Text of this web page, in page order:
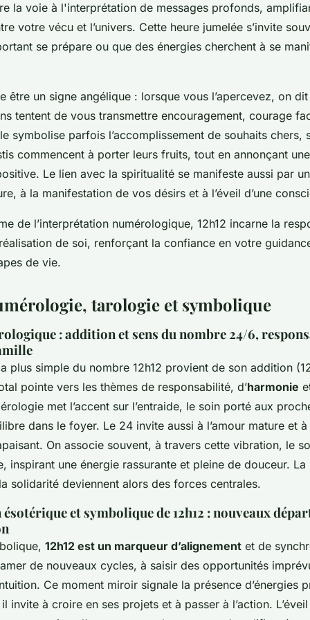
la voie à l'interprétation de messages profonds,
votre vécu et l’univers. Cette heure jumelée s’invite
se prépare ou que des énergies cherchent à se
être un signe angélique : lorsque vous l’apercevez, on
tentent de vous transmettre encouragement, courage
symbolise parfois l’accomplissement de souhaits chers,
commencent à porter leurs fruits, tout en annonçant
Le lien avec la spiritualité se manifeste aussi par
à la manifestation de vos désirs et à l’éveil d’une
de l’interprétation numérologique, 12h12 incarne la
de soi, renforçant la confiance en votre
de vie.
tarologie et symbolique
: addition et sens du nombre 24/6,
plus simple du nombre 12h12 provient de son addition
pointe vers les thèmes de responsabilité, d’harmonie
met l’accent sur l’entraide, le soin porté aux
dans le foyer. Le 24 invite aussi à l’amour mature et
On associe souvent, à travers cette vibration, le
inspirant une énergie rassurante et pleine de douceur. La
solidarité deviennent alors des forces centrales.
et symbolique de 12h12 : nouveaux
12h12 est un marqueur d’alignement et de
de nouveaux cycles, à saisir des opportunités
Ce moment miroir signale la présence d’énergies
invite à croire en ses projets et à passer à l’action.